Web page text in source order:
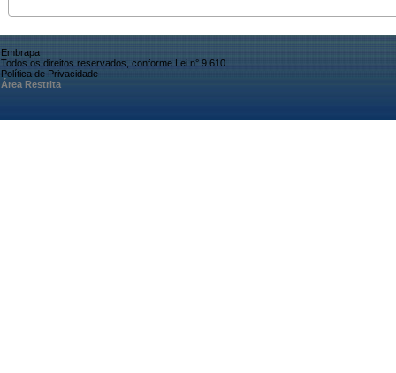
Embrapa
Todos os direitos reservados, conforme Lei n° 9.610
Política de Privacidade
Área Restrita